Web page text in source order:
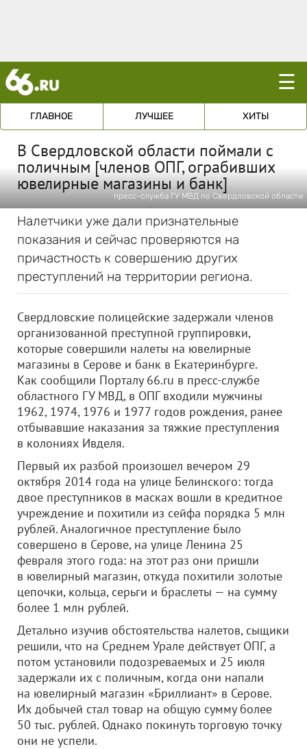
☰
ГЛАВНОЕ ЛУЧШЕЕ ХИТЫ
В Свердловской области поймали с
поличным [членов ОПГ, ограбивших
ювелирные магазины и банк]
пресс-служба ГУ МВД по Свердловской области
Налетчики уже дали признательные
показания и сейчас проверяются на
причастность к совершению других
преступлений на территории региона.
Свердловские полицейские задержали членов
организованной преступной группировки,
которые совершили налеты на ювелирные
магазины в Серове и банк в Екатеринбурге.
Как сообщили Порталу 66.ru в пресс-службе
областного ГУ МВД, в ОПГ входили мужчины
1962, 1974, 1976 и 1977 годов рождения, ранее
отбывавшие наказания за тяжкие преступления
в колониях Ивделя.
Первый их разбой произошел вечером 29
октября 2014 года на улице Белинского: тогда
двое преступников в масках вошли в кредитное
учреждение и похитили из сейфа порядка 5 млн
рублей. Аналогичное преступление было
совершено в Серове, на улице Ленина 25
февраля этого года: на этот раз они пришли
в ювелирный магазин, откуда похитили золотые
цепочки, кольца, серьги и браслеты — на сумму
более 1 млн рублей.
Детально изучив обстоятельства налетов, сыщики
решили, что на Среднем Урале действует ОПГ, а
потом установили подозреваемых и 25 июля
задержали их с поличным, когда они напали
на ювелирный магазин «Бриллиант» в Серове.
Их добычей стал товар на общую сумму более
50 тыс. рублей. Однако покинуть торговую точку
они не успели.